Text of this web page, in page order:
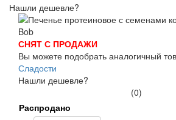
Нашли дешевле?
СНЯТ С ПРОДАЖИ
Вы можете подобрать аналогичный
Сладости
Нашли дешевле?
(0)
Распродано